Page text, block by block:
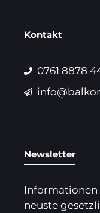
Kontakt
0761 8878
Newsletter
neuste